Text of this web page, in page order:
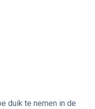
duik te nemen in de